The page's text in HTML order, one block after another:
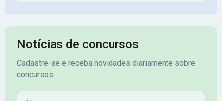
Notícias de concursos
Cadastre-se e receba novidades diariamente sobre
concursos
Nome